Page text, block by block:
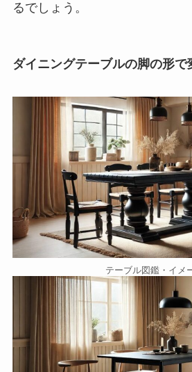
るでしょう。
ダイニングテーブルの脚の形で
テーブル図鑑・イメ